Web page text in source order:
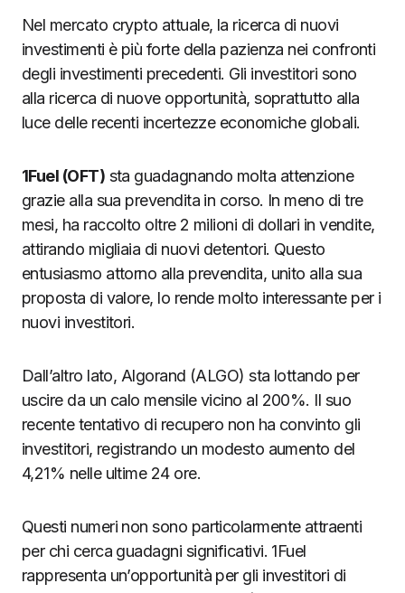
Nel mercato crypto attuale, la ricerca di nuovi
investimenti è più forte della pazienza nei confronti
degli investimenti precedenti. Gli investitori sono
alla ricerca di nuove opportunità, soprattutto alla
luce delle recenti incertezze economiche globali.
1Fuel (OFT) sta guadagnando molta attenzione
grazie alla sua prevendita in corso. In meno di tre
mesi, ha raccolto oltre 2 milioni di dollari in vendite,
attirando migliaia di nuovi detentori. Questo
entusiasmo attorno alla prevendita, unito alla sua
proposta di valore, lo rende molto interessante per i
nuovi investitori.
Dall’altro lato, Algorand (ALGO) sta lottando per
uscire da un calo mensile vicino al 200%. Il suo
recente tentativo di recupero non ha convinto gli
investitori, registrando un modesto aumento del
4,21% nelle ultime 24 ore.
Questi numeri non sono particolarmente attraenti
per chi cerca guadagni significativi. 1Fuel
rappresenta un’opportunità per gli investitori di